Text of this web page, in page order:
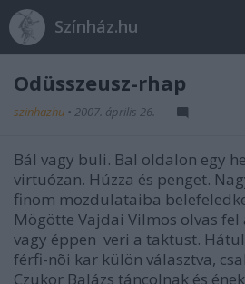
Színház.hu
Odüsszeusz-rhap
szinhazhu • 2007. április 26.
Bál vagy buli. Bal oldalon egy
virtuózan. Húzza és penget.
finom mozdulataiba
Mögötte Vajdai Vilmos olvas fel
vagy éppen veri a taktust.
férfi-nõi kar külön választva,
Czukor Balázs táncolnak és